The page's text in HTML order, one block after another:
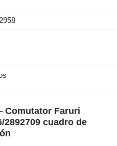
Faruri
2892709 cuadro de